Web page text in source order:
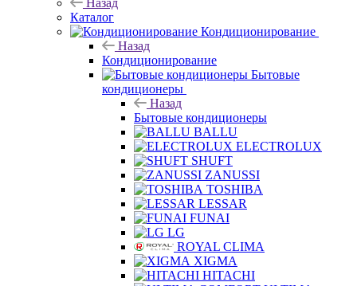
Назад
Каталог
Кондиционирование
Назад
Кондиционирование
Бытовые
кондиционеры
Назад
Бытовые кондиционеры
BALLU
ELECTROLUX
SHUFT
ZANUSSI
TOSHIBA
LESSAR
FUNAI
LG
ROYAL CLIMA
XIGMA
HITACHI